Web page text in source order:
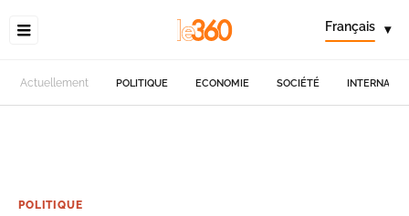
Français ▾
Actuellement POLITIQUE ECONOMIE SOCIÉTÉ
POLITIQUE